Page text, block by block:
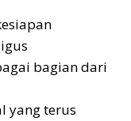
bagian dari
yang terus